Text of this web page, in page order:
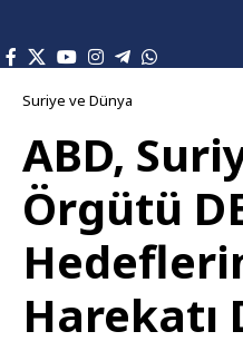
Suriye ve Dünya
ABD,
Örgütü
Harekatı